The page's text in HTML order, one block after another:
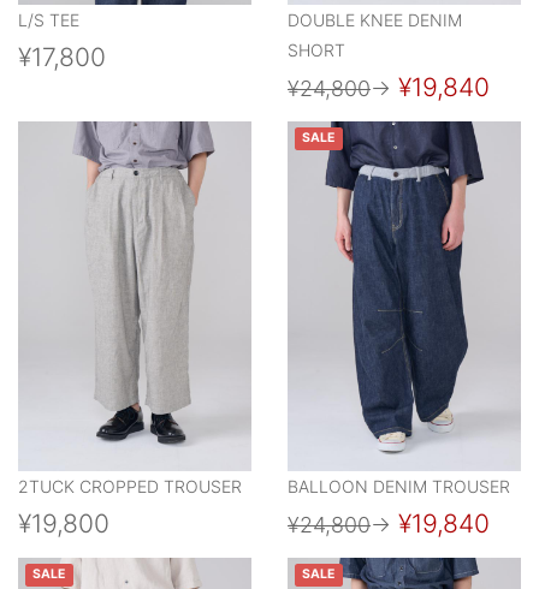
L/S TEE
¥17,800
DOUBLE KNEE DENIM
SHORT
¥24,800→ ¥19,840
2TUCK CROPPED TROUSER
¥19,800
SALE
BALLOON DENIM TROUSER
¥24,800→ ¥19,840
SALE SALE